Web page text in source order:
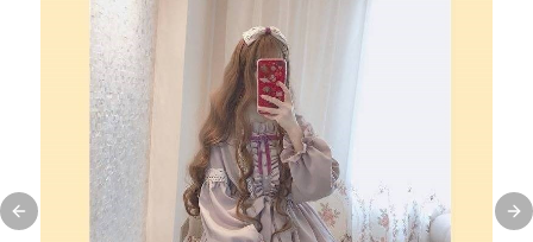
Previous slide